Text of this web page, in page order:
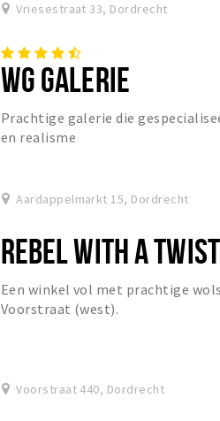
Vriesestraat 33, Dordrecht
WG GALERIE
Prachtige galerie die
en realisme
Aardappelmarkt 15, Dordrecht
REBEL WITH A TWIST
Een winkel vol met prachtige
Voorstraat (west).
Voorstraat 440, Dordrecht